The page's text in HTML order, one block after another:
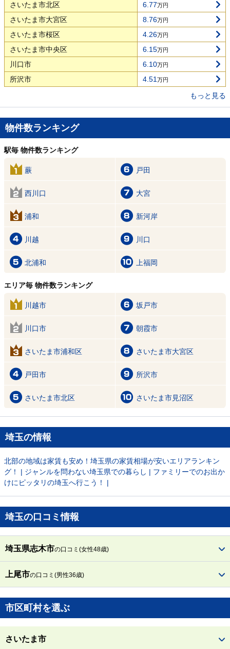
さいたま市北区 6.77万円
さいたま市大宮区 8.76万円
さいたま市桜区 4.26万円
さいたま市中央区 6.15万円
川口市 6.10万円
所沢市 4.51 万円
もっと見る
物件数ランキング
駅毎 物件数ランキング
蕨
西川口
浦和
川越
北浦和
戸田
大宮
新河岸
川口
上福岡
エリア毎 物件数ランキング
川越市
川口市
さいたま市浦和区
戸田市
さいたま市北区
坂戸市
朝霞市
さいたま市大宮区
所沢市
さいたま市見沼区
埼玉の情報
北部の地域は家賃も安め！埼玉県の家賃相場が安いエリアランキン
グ！
| ジャンルを問わない埼玉県での暮らし | ファミリーでのお出か
けにピッタリの埼玉へ行こう！
|
埼玉の口コミ情報
埼玉県志木市の口コミ(女性48歳)
上尾市の口コミ(男性36歳)
市区町村を選ぶ
さいたま市